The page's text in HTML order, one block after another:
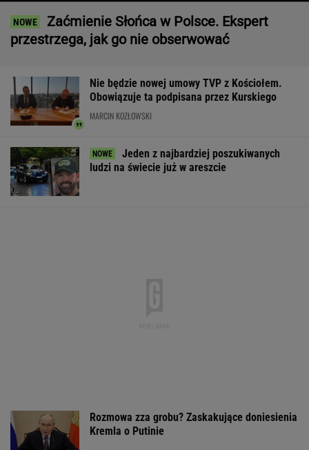
Zaćmienie Słońca w Polsce. Ekspert
przestrzega, jak go nie obserwować
Nie będzie nowej umowy TVP z Kościołem.
Obowiązuje ta podpisana przez Kurskiego
MARCIN KOZŁOWSKI
Jeden z najbardziej poszukiwanych
ludzi na świecie już w areszcie
Rozmowa zza grobu? Zaskakujące doniesienia
Kremla o Putinie